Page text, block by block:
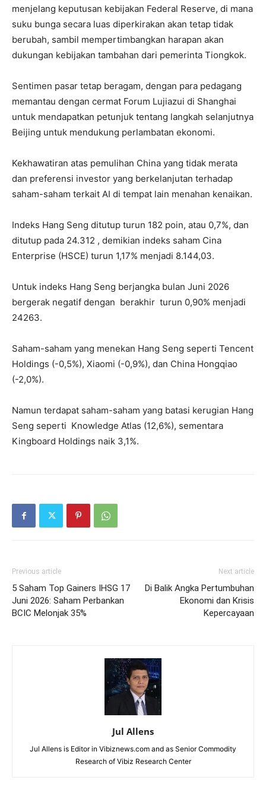
menjelang keputusan kebijakan Federal Reserve, di mana
suku bunga secara luas diperkirakan akan tetap tidak
berubah, sambil mempertimbangkan harapan akan
dukungan kebijakan tambahan dari pemerinta Tiongkok.
Sentimen pasar tetap beragam, dengan para pedagang
memantau dengan cermat Forum Lujiazui di Shanghai
untuk mendapatkan petunjuk tentang langkah selanjutnya
Beijing untuk mendukung perlambatan ekonomi.
Kekhawatiran atas pemulihan China yang tidak merata
dan preferensi investor yang berkelanjutan terhadap
saham-saham terkait AI di tempat lain menahan kenaikan.
Indeks Hang Seng ditutup turun 182 poin, atau 0,7%, dan
ditutup pada 24.312 , demikian indeks saham Cina
Enterprise (HSCE) turun 1,17% menjadi 8.144,03.
Untuk indeks Hang Seng berjangka bulan Juni 2026
bergerak negatif dengan berakhir turun 0,90% menjadi
24263.
Saham-saham yang menekan Hang Seng seperti Tencent
Holdings (-0,5%), Xiaomi (-0,9%), dan China Hongqiao
(-2,0%).
Namun terdapat saham-saham yang batasi kerugian Hang
Seng seperti Knowledge Atlas (12,6%), sementara
Kingboard Holdings naik 3,1%.
Previous article
5 Saham Top Gainers IHSG 17
Juni 2026: Saham Perbankan
BCIC Melonjak 35%
Next article
Di Balik Angka Pertumbuhan
Ekonomi dan Krisis
Kepercayaan
Jul Allens
Jul Allens is Editor in Vibiznews.com and as Senior Commodity
Research of Vibiz Research Center